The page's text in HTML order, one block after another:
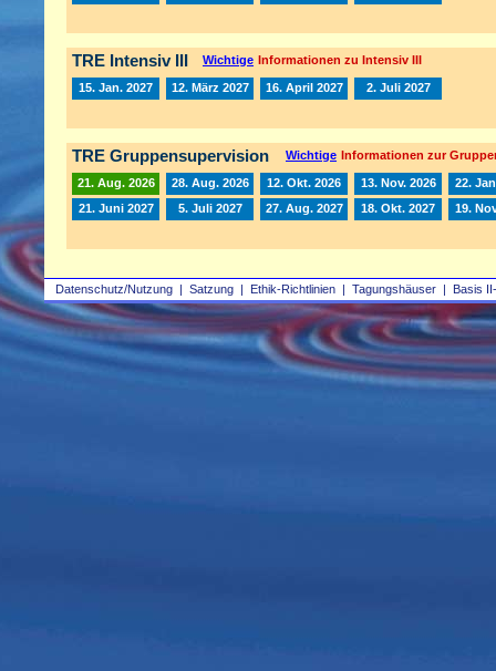
Datenschutz/Nutzung | Satzung | Ethik-Richtlinien | Tagungshäuser | Basis
TRE Intensiv III Wichtige Informationen zu Intensiv III
15. Jan. 2027 12. März 2027 16. April 2027 2. Juli 2027
TRE Gruppensupervision Wichtige Informationen zur
21. Aug. 2026 28. Aug. 2026 12. Okt. 2026 13. Nov. 2026
22.
21. Juni 2027
5. Juli 2027 27. Aug. 2027 18. Okt. 2027 19.